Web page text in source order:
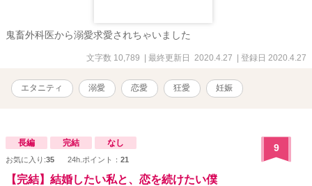
鬼畜外科医から溺愛求愛されちゃいました
文字数 10,789 | 最終更新日 2020.4.27 | 登録日 2020.4.27
エタニティ 溺愛 恋愛 狂愛 妊娠
長編 完結 なし
お気に入り:35 24h.ポイント： 21
9
【完結】結婚したい私と、恋を続けたい僕